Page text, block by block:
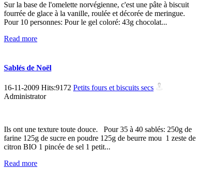
Sur la base de l'omelette norvégienne, c'est une pâte à biscuit
fourrée de glace à la vanille, roulée et décorée de meringue.
Pour 10 personnes: Pour le gel coloré: 43g chocolat...
Read more
Sablés de Noël
16-11-2009 Hits:9172 Petits fours et biscuits secs
Administrator
Ils ont une texture toute douce. Pour 35 à 40 sablés: 250g de
farine 125g de sucre en poudre 125g de beurre mou 1 zeste de
citron BIO 1 pincée de sel 1 petit...
Read more